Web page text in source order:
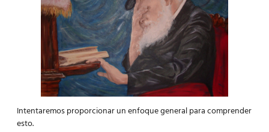
Intentaremos proporcionar un enfoque general para comprender
esto.